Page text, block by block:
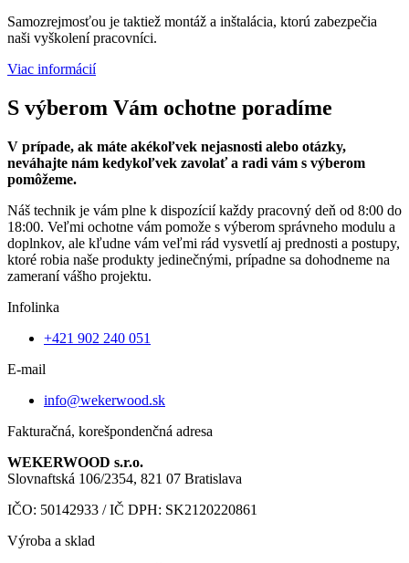
Samozrejmosťou je taktiež montáž a inštalácia, ktorú zabezpečia
naši vyškolení pracovníci.
Viac informácií
S výberom Vám ochotne poradíme
V prípade, ak máte akékoľvek nejasnosti alebo otázky,
neváhajte nám kedykoľvek zavolať a radi vám s výberom
pomôžeme.
Náš technik je vám plne k dispozícií každy pracovný deň od 8:00 do
18:00. Veľmi ochotne vám pomože s výberom správneho modulu a
doplnkov, ale kľudne vám veľmi rád vysvetlí aj prednosti a postupy,
ktoré robia naše produkty jedinečnými, prípadne sa dohodneme na
zameraní vášho projektu.
Infolinka
+421 902 240 051
E-mail
info@wekerwood.sk
Fakturačná, korešpondenčná adresa
WEKERWOOD s.r.o.
Slovnaftská 106/2354, 821 07 Bratislava
IČO: 50142933 / IČ DPH: SK2120220861
Výroba a sklad